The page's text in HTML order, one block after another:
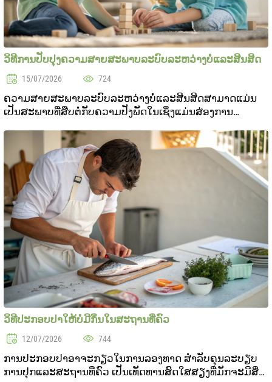
ວິທີການປັບປຸງຄວາມສາຍສະພາບລະບົບລະຫວ່າງບໍ່ແລະສີນສິດ
15/07/2026 724
ຄວາມສາຍສະພາບລະບົບລະຫວ່າງບໍ່ແລະສີນສິດສາມາດແມ່ນ
ເປັນສະພາບທີ່ສືບຕໍ່ກັບຄວາມປັງພັດໃນເຊິ່ງແມ່ນສ່ອງການ
ສາມາດກັບແລະສົມດຸນໃນຄອບຄອງລະບົບລະຫວ່າງບໍ່ແລະສີນ
ສິດ. ສິ່ງແບບ..
ວິທີປະກອບປາໃຫ້ບໍ່ມີກິ່ນໃນສະຖານທີ່ຄົວ
12/07/2026 744
ການປະກອບປາອາຈະກຽວໃນການລອງທາດ ສໍາລັບຄຸນລະບຽບ
ການປຸກແລະສະຖານທີ່ຄົວ ເປັນເທັດທານສົດໃສສຽງທີ່ມັກຈະມີສິ່ງ